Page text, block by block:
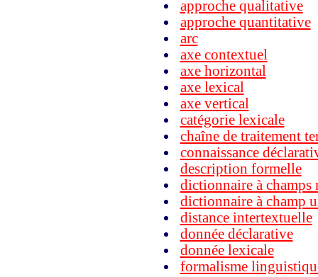
approche qualitative
approche quantitative
arc
axe contextuel
axe horizontal
axe lexical
axe vertical
catégorie lexicale
chaîne de traitement
connaissance
description formelle
dictionnaire à champs
dictionnaire à champ
distance intertextuelle
donnée déclarative
donnée lexicale
formalisme